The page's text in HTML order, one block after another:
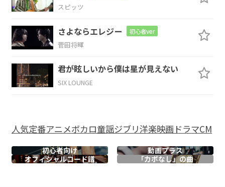
I'm just a jealous
G
I was
Em
feeling
D
insecure
D7
Em6
I was shivering
D
inside
スピッツ
さよならエレジー 初心者ver
菅田将暉
君が眩しいから僕は星が見えない
SIX LOUNGE
人気定番アニメボカロ童謡ジブリ洋楽映画ドラマCM
初心者向け
動画プラス
オフィシャルコード譜 「カポなし」の曲